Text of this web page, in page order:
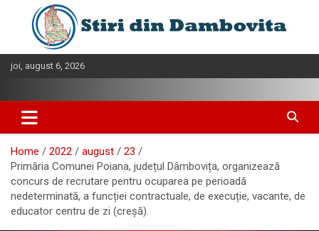
content
joi, august 6, 2026
Home 2022 august
23
Primăria Comunei Poiana, județul Dâmbovița, organizează
concurs de recrutare pentru ocuparea pe perioadă
nedeterminată, a funcției contractuale, de execuție, vacante, de
educator centru de zi (creșă).